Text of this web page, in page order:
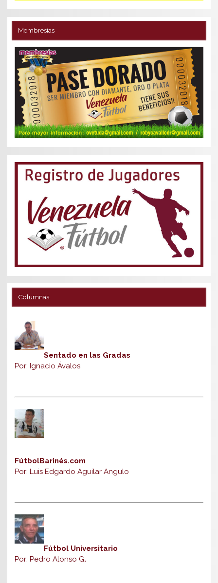
Membresías
Columnas
Sentado en las Gradas
Por: Ignacio Ávalos
FútbolBarinés.com
Por: Luis Edgardo Aguilar Angulo
Fútbol Universitario
Por: Pedro Alonso G.